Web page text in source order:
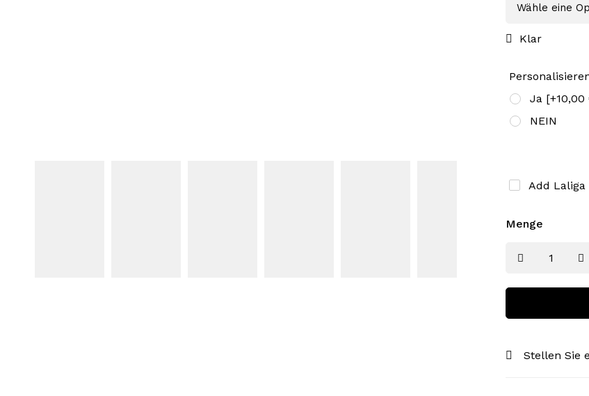
Klar
Ja [+10,00
NEIN
Add Laliga
Menge
Stellen Sie